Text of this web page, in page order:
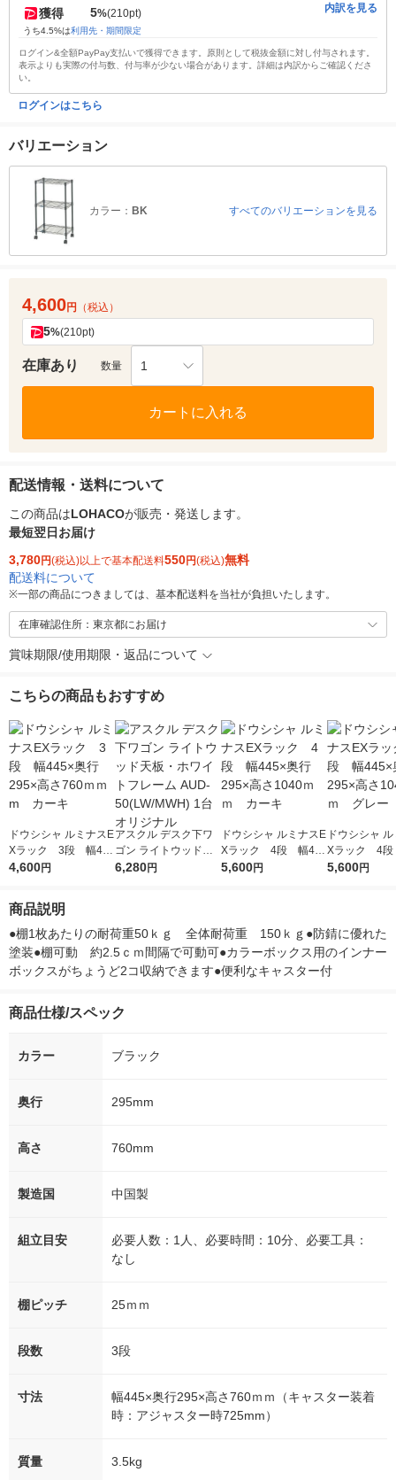
獲得 5%(210pt)
うち4.5%は利用先・期間限定
内訳を見る
ログイン&全額PayPay支払いで獲得できます。原則として税抜金額に対し付与されます。
表示よりも実際の付与数、付与率が少ない場合があります。詳細は内訳からご確認くださ
い。
ログインはこちら
バリエーション
カラー： BK すべてのバリエーションを見る
4,600円 （税込）
5%(210pt)
在庫あり 数量 1
カートに入れる
配送情報・送料について
この商品はLOHACOが販売・発送します。
最短翌日お届け
3,780円(税込)以上で基本配送料550円(税込)無料
配送料について
※一部の商品につきましては、基本配送料を当社が負担いたします。
在庫確認住所：東京都にお届け
賞味期限/使用期限・返品について
こちらの商品もおすすめ
ドウシシャ ルミナスE
Xラック 3段 幅445
×奥行295×高さ760ｍ
4,600円
アスクル デスク下ワ
ゴン ライトウッド天
板・ホワイトフレーム
6,280円
ドウシシャ ルミナスE
Xラック 4段 幅445
×奥行295×高さ1040
5,600円
ドウシシャ
Xラック 4
×奥行295×高
5,600円
商品説明
●棚1枚あたりの耐荷重50ｋｇ　全体耐荷重　150ｋｇ●防錆に優れた
塗装●棚可動　約2.5ｃｍ間隔で可動可●カラーボックス用のインナー
ボックスがちょうど2コ収納できます●便利なキャスター付
商品仕様/スペック
カラー ブラック
奥行 295mm
高さ 760mm
製造国 中国製
組立目安
必要人数：1人、必要時間：10分、必要工具：
なし
棚ピッチ 25ｍｍ
段数 3段
寸法
幅445×奥行295×高さ760ｍｍ（キャスター装着
時：アジャスター時725mm）
質量 3.5kg